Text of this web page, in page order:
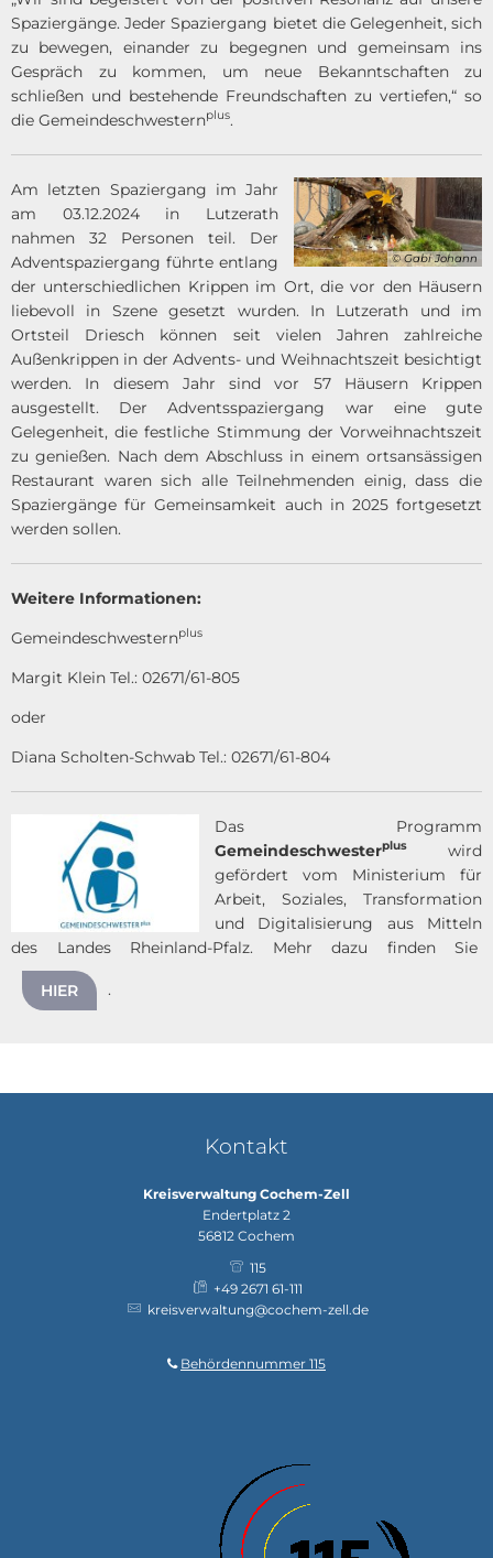
Spaziergänge. Jeder Spaziergang bietet die Gelegenheit, sich
zu bewegen, einander zu begegnen und gemeinsam ins
Gespräch zu kommen, um neue Bekanntschaften zu
schließen und bestehende Freundschaften zu vertiefen,“ so
die Gemeindeschwesternplus.
© Gabi Johann
Am letzten Spaziergang im Jahr
am 03.12.2024 in Lutzerath
nahmen 32 Personen teil. Der
Adventspaziergang führte entlang
der unterschiedlichen Krippen im Ort, die vor den Häusern
liebevoll in Szene gesetzt wurden. In Lutzerath und im
Ortsteil Driesch können seit vielen Jahren zahlreiche
Außenkrippen in der Advents- und Weihnachtszeit besichtigt
werden. In diesem Jahr sind vor 57 Häusern Krippen
ausgestellt. Der Adventsspaziergang war eine gute
Gelegenheit, die festliche Stimmung der Vorweihnachtszeit
zu genießen. Nach dem Abschluss in einem ortsansässigen
Restaurant waren sich alle Teilnehmenden einig, dass die
Spaziergänge für Gemeinsamkeit auch in 2025 fortgesetzt
werden sollen.
Weitere Informationen:
Gemeindeschwesternplus
Margit Klein Tel.: 02671/61-805
oder
Diana Scholten-Schwab Tel.: 02671/61-804
Das Programm
Gemeindeschwesterplus
wird
gefördert vom Ministerium für
Arbeit, Soziales, Transformation
und Digitalisierung aus Mitteln
des Landes Rheinland-Pfalz. Mehr dazu finden Sie
HIER .
Kontakt
Kreisverwaltung Cochem-Zell
Endertplatz 2
56812 Cochem
115
+49 2671 61-111
kreisverwaltung@cochem-zell.de
Behördennummer 115